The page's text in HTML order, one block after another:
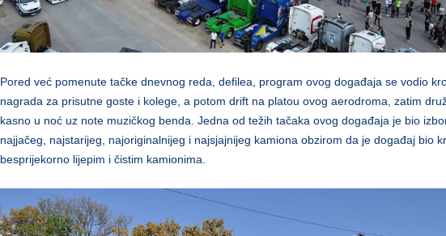
Pored već pomenute tačke dnevnog reda, defilea, program ovog događaja se vodio
nagrada za prisutne goste i kolege, a potom drift na platou ovog aerodroma, zatim
kasno u noć uz note muzičkog benda. Jedna od težih tačaka ovog događaja je bio
najjačeg, najstarijeg, najoriginalnijeg i najsjajnijeg kamiona obzirom da je događaj bio
besprijekorno lijepim i čistim kamionima.